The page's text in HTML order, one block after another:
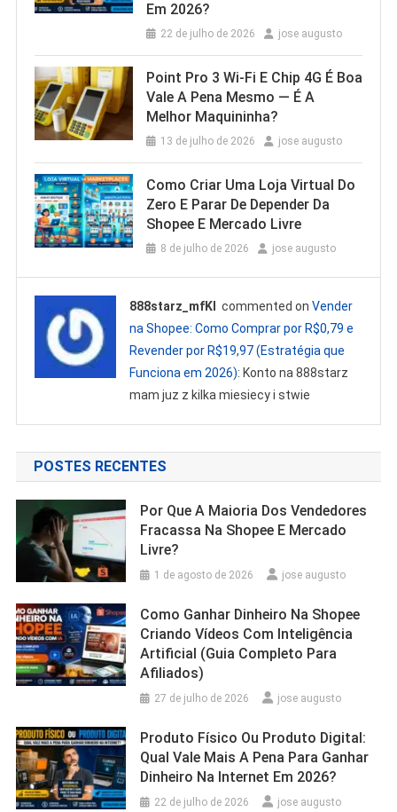
Em 2026?
22 de julho de 2026 jose augusto
Point Pro 3 Wi‑Fi E Chip 4G É Boa
Vale A Pena Mesmo — É A
Melhor Maquininha?
13 de julho de 2026 jose augusto
Como Criar Uma Loja Virtual Do
Zero E Parar De Depender Da
Shopee E Mercado Livre
8 de julho de 2026 jose augusto
888starz_mfKl commented onVender
na Shopee: Como Comprar por R$0,79 e
Revender por R$19,97 (Estratégia que
Funciona em 2026): Konto na 888starz
mam juz z kilka miesiecy i stwie
POSTES RECENTES
Por Que A Maioria Dos Vendedores
Fracassa Na Shopee E Mercado
Livre?
1 de agosto de 2026 jose augusto
Como Ganhar Dinheiro Na Shopee
Criando Vídeos Com Inteligência
Artificial (Guia Completo Para
Afiliados)
27 de julho de 2026 jose augusto
Produto Físico Ou Produto Digital:
Qual Vale Mais A Pena Para Ganhar
Dinheiro Na Internet Em 2026?
22 de julho de 2026 jose augusto